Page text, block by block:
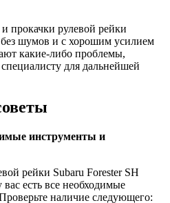
прокачки рулевой рейки
без шумов и с хорошим усилием
какие-либо проблемы,
для дальнейшей
инструменты и
рейки Subaru Forester SH
есть все необходимые
наличие следующего: